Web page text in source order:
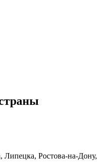
Липецка, Ростова-на-